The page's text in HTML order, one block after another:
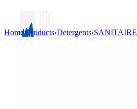
Home›Products›Detergents›SANITAIRE